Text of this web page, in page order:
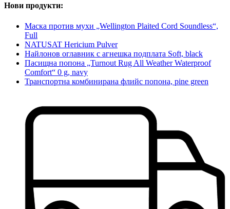
Нови продукти:
Маска против мухи „Wellington Plaited Cord Soundless“,
Full
NATUSAT Hericium Pulver
Найлонов оглавник с агнешка подплата Soft, black
Пасищна попона „Turnout Rug All Weather Waterproof
Comfort“ 0 g, navy
Транспортна комбинирана флийс попона, pine green